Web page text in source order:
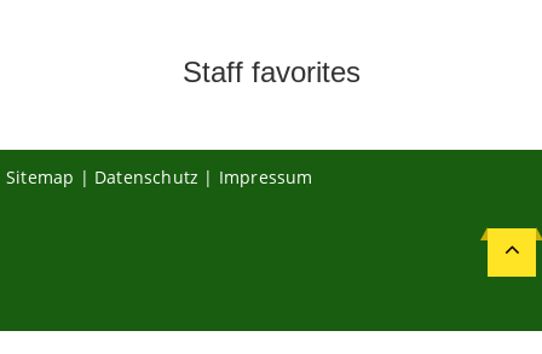
Staff favorites
Sitemap | Datenschutz | Impressum